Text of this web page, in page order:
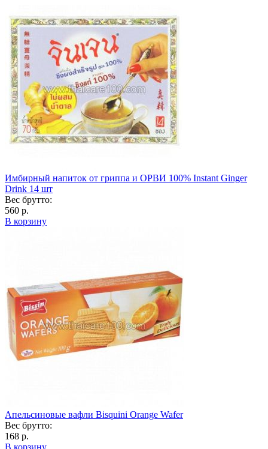
Имбирный напиток от гриппа и ОРВИ 100% Instant Ginger
Drink 14 шт
Вес брутто:
560 р.
В корзину
Апельсиновые вафли Bisquini Orange Wafer
Вес брутто:
168 р.